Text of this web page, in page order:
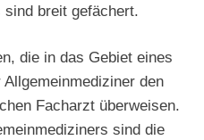
breit gefächert.
die in das Gebiet eines
den
Facharzt überweisen.
sind die